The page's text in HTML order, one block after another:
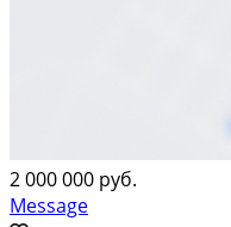
2 000 000 руб.
Message